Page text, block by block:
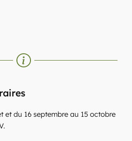
et du 16 septembre au 15 octobre